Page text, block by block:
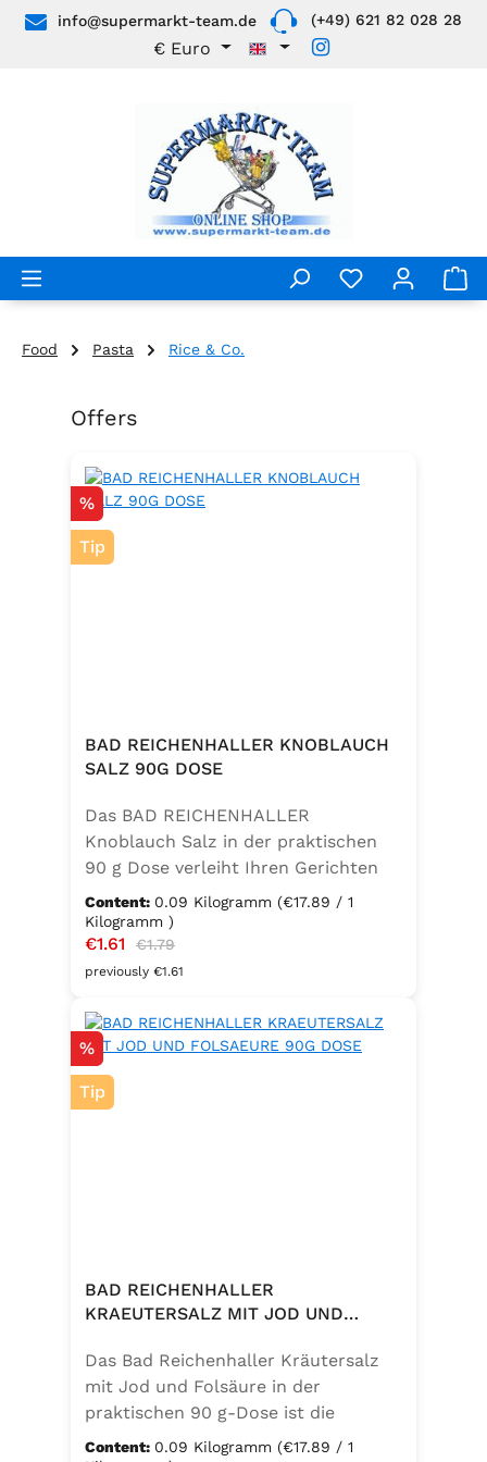
Skip to main content
info@supermarkt-team.de (+49) 621 82 028 28
€ Euro
Food Pasta Rice & Co.
Skip product gallery
Offers
Discount
%
Tip
BAD REICHENHALLER KNOBLAUCH
SALZ 90G DOSE
Das BAD REICHENHALLER
Knoblauch Salz in der praktischen
90 g Dose verleiht Ihren Gerichten
einen vollmundigen, aromatischen
Knoblauchgeschmack. Hergestellt
ohne Geschmacksverstärker, zu 100
% vegan und glutenfrei – ideal für
zum Würzen von Pasta, Fleisch,
Fisch, Gemüse und mediterranen
Speisen. Zutaten:Siedesalz, 10 %
Knoblauch, 5 % Kräuter und
Content: 0.09 Kilogramm (€17.89 / 1
Kilogramm )
Sale price:
€1.61 Regular price:
€1.79
previously €1.61
Discount
%
Tip
BAD REICHENHALLER
KRAEUTERSALZ MIT JOD UND
Das Bad Reichenhaller Kräutersalz
mit Jod und Folsäure in der
praktischen 90 g-Dose ist die
aromatische Würzmischung für eine
Content: 0.09 Kilogramm (€17.89 / 1